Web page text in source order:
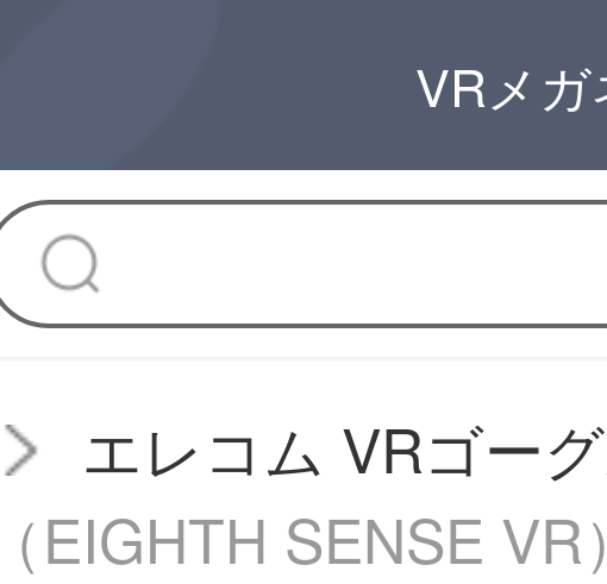
VRメガ
エレコム VRゴー
EIGHTH SENSE